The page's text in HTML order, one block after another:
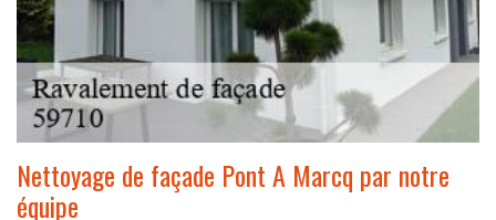
Nettoyage de façade Pont A Marcq par notre
équipe